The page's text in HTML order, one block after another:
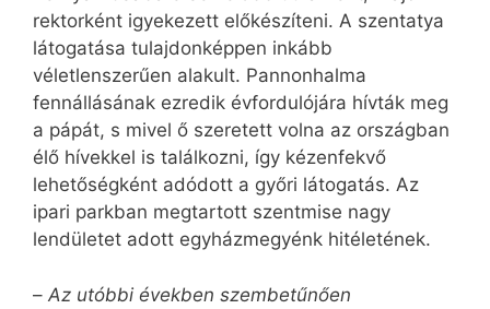
rektorként igyekezett előkészíteni. A szentatya
látogatása tulajdonképpen inkább
véletlenszerűen alakult. Pannonhalma
fennállásának ezredik évfordulójára hívták meg
a pápát, s mivel ő szeretett volna az országban
élő hívekkel is találkozni, így kézenfekvő
lehetőségként adódott a győri látogatás. Az
ipari parkban megtartott szentmise nagy
lendületet adott egyházmegyénk hitéletének.
– Az utóbbi években szembetűnően